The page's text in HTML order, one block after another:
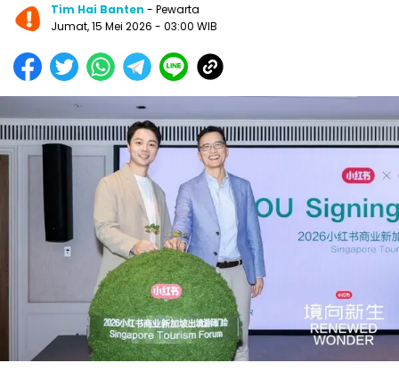
Tim Hai Banten - Pewarta
Jumat, 15 Mei 2026 - 03:00 WIB